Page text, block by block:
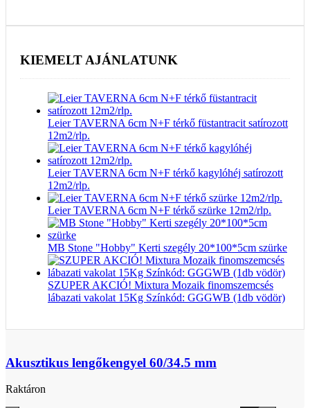
KIEMELT AJÁNLATUNK
Leier TAVERNA 6cm N+F térkő füstantracit satírozott
12m2/rlp.
Leier TAVERNA 6cm N+F térkő kagylóhéj satírozott
12m2/rlp.
Leier TAVERNA 6cm N+F térkő szürke 12m2/rlp.
MB Stone "Hobby" Kerti szegély 20*100*5cm szürke
SZUPER AKCIÓ! Mixtura Mozaik finomszemcsés
lábazati vakolat 15Kg Színkód: GGGWB (1db vödör)
Akusztikus lengőkengyel 60/34.5 mm
Raktáron